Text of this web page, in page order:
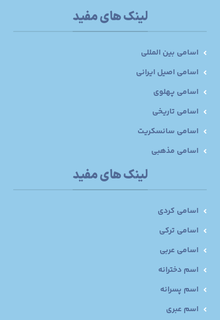
لینک های مفید
اسامی بین المللی
اسامی اصیل ایرانی
اسامی پهلوی
اسامی تاریخی
اسامی سانسکریت
اسامی مذهبی
لینک های مفید
اسامی کردی
اسامی ترکی
اسامی عربی
اسم دخترانه
اسم پسرانه
اسم عبری